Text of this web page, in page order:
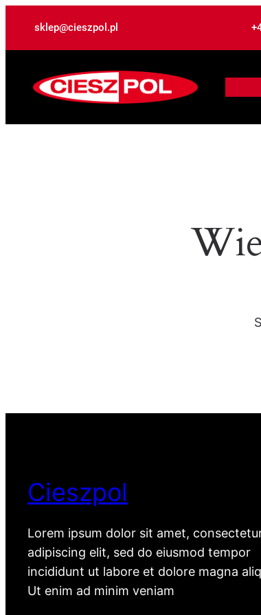
sklep@cieszpol.pl
Cieszpol
Lorem ipsum dolor sit amet,
adipiscing elit, sed do eiusmod tempor
incididunt ut labore et dolore magna
Ut enim ad minim veniam